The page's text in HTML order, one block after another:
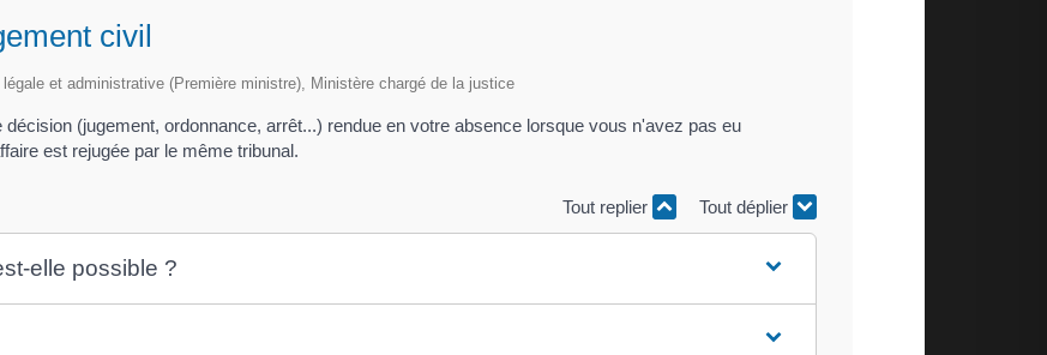
civil
et administrative (Première ministre), Ministère chargé de la justice
(jugement, ordonnance, arrêt...) rendue en votre absence lorsque vous n'avez pas eu
est rejugée par le même tribunal.
Tout replier Tout déplier
elle possible ?